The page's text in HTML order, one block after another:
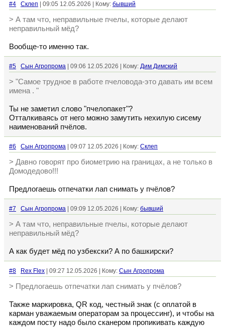
#4 Склеп | 09:05 12.05.2026 | Кому: бывший
> А там что, неправильные пчелы, которые делают
неправильный мёд?
Вообще-то именно так.
#5 Сын Агропрома | 09:06 12.05.2026 | Кому: Дим Димский
> "Самое трудное в работе пчеловода-это давать им всем
имена . "
Ты не заметил слово "пчелопакет"?
Отталкиваясь от него можно замутить нехилую сисему
наименований пчёлов.
#6 Сын Агропрома | 09:07 12.05.2026 | Кому: Склеп
> Давно говорят про биометрию на границах, а не только в
Домодедово!!!
Предлогаешь отпечатки лап снимать у пчёлов?
#7 Сын Агропрома | 09:09 12.05.2026 | Кому: бывший
> А там что, неправильные пчелы, которые делают
неправильный мёд?
А как будет мёд по узбекски? А по башкирски?
#8 Rex Flex | 09:27 12.05.2026 | Кому: Сын Агропрома
> Предлогаешь отпечатки лап снимать у пчёлов?
Также маркировка, QR код, честный знак (с оплатой в
карман уважаемым операторам за процессинг), и чтобы на
каждом посту надо было сканером пропикивать каждую